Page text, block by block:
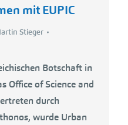
mit EUPIC
Stieger
Botschaft in
Office of Science and
durch
wurde Urban